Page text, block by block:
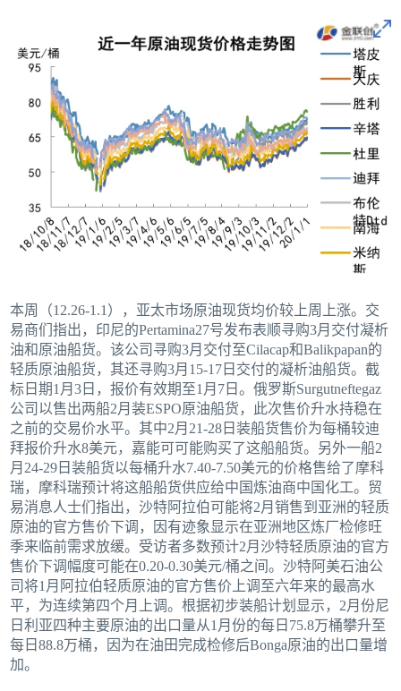
本周（12.26-1.1），亚太市场原油现货均价较上周上涨。交
易商们指出，印尼的Pertamina27号发布表顺寻购3月交付凝析
油和原油船货。该公司寻购3月交付至Cilacap和Balikpapan的
轻质原油船货，其还寻购3月15-17日交付的凝析油船货。截
标日期1月3日，报价有效期至1月7日。俄罗斯Surgutneftegaz
公司以售出两船2月装ESPO原油船货，此次售价升水持稳在
之前的交易价水平。其中2月21-28日装船货售价为每桶较迪
拜报价升水8美元，嘉能可可能购买了这船船货。另外一船2
月24-29日装船货以每桶升水7.40-7.50美元的价格售给了摩科
瑞，摩科瑞预计将这船船货供应给中国炼油商中国化工。贸
易消息人士们指出，沙特阿拉伯可能将2月销售到亚洲的轻质
原油的官方售价下调，因有迹象显示在亚洲地区炼厂检修旺
季来临前需求放缓。受访者多数预计2月沙特轻质原油的官方
售价下调幅度可能在0.20-0.30美元/桶之间。沙特阿美石油公
司将1月阿拉伯轻质原油的官方售价上调至六年来的最高水
平，为连续第四个月上调。根据初步装船计划显示，2月份尼
日利亚四种主要原油的出口量从1月份的每日75.8万桶攀升至
每日88.8万桶，因为在油田完成检修后Bonga原油的出口量增
加。